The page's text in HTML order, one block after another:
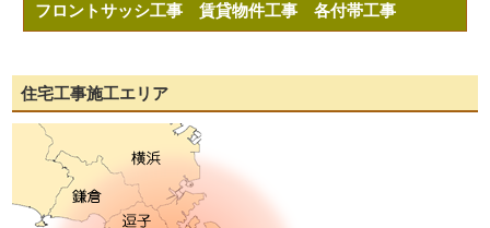
フロントサッシ工事賃貸物件工事各付帯工事
住宅工事施工エリア